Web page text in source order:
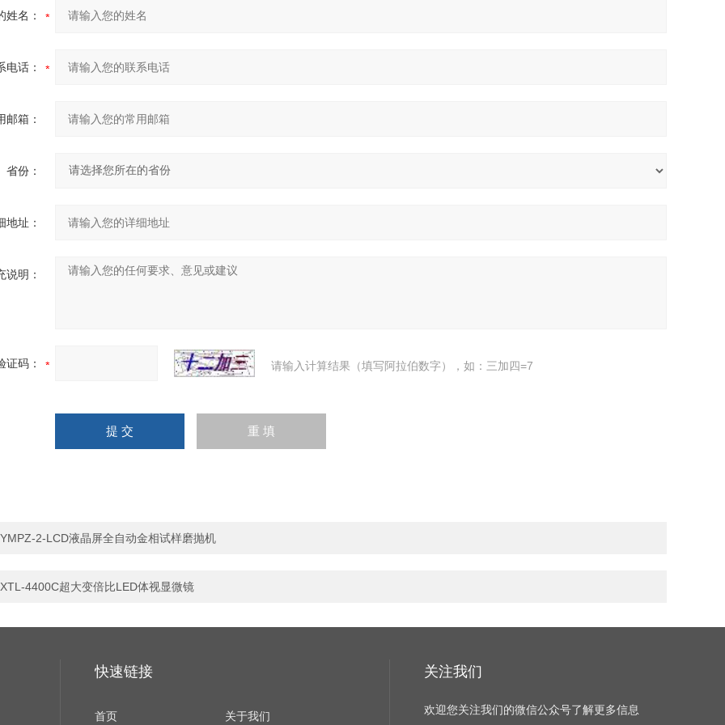
姓名：
电话：
邮箱：
省份：
地址：
说明：
证码： 请输入计算结果（填写阿拉伯数字），如：三加四=7
YMPZ-2-LCD液晶屏全自动金相试样磨抛机
XTL-4400C超大变倍比LED体视显微镜
快速链接
首页 关于我们
关注我们
欢迎您关注我们的微信公众号了解更多信息